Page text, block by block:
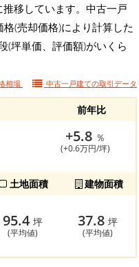
移しています。中古一戸
格(売却価格)により計算した
(坪単価、評価額)がいくら
相場 中古一戸建ての取引データ
前年比
+5.8 ％
(+0.6万円/坪)
土地面積 建物面積
95.4 坪
(平均値)
37.8坪
(平均値)